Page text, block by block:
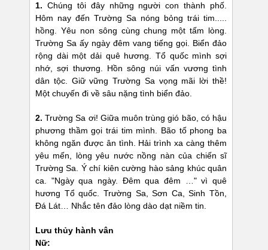
1. Chúng tôi đây những người con thành phố.
Hôm nay đến Trường Sa nóng bỏng trái tim.....
hồng. Yêu non sông cùng chung một tấm lòng.
Trường Sa ấy ngày đêm vang tiếng gọi. Biển đảo
rộng dài một dải quê hương. Tổ quốc mình sợi
nhớ, sợi thương. Hồn sông núi vấn vương tình
dân tộc. Giữ vững Trường Sa vọng mãi lời thề!
Một chuyến đi về sâu nặng tình biển đảo.
2. Trường Sa ơi! Giữa muôn trùng gió bão, có hậu
phương thầm gọi trái tim mình. Bão tố phong ba
không ngăn được ân tình. Hải trình xa càng thêm
yêu mến, lòng yêu nước nồng nàn của chiến sĩ
Trường Sa. Ý chí kiên cường hào sảng khúc quân
ca. "Ngày qua ngày. Đêm qua đêm …" vì quê
hương Tổ quốc. Trường Sa, Sơn Ca, Sinh Tồn,
Đá Lát… Nhắc tên đảo lòng dào dạt niềm tin.
Lưu thủy hành vân
Nữ: